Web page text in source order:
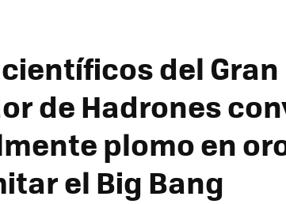
del Gran
de Hadrones
plomo en
el Big Bang